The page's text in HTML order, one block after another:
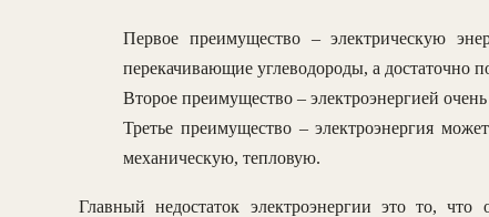
Первое преимущество – электрическую
перекачивающие углеводороды, а достаточно
Второе преимущество – электроэнергией очень
Третье преимущество – электроэнергия
механическую, тепловую.
Главный недостаток электроэнергии это то,